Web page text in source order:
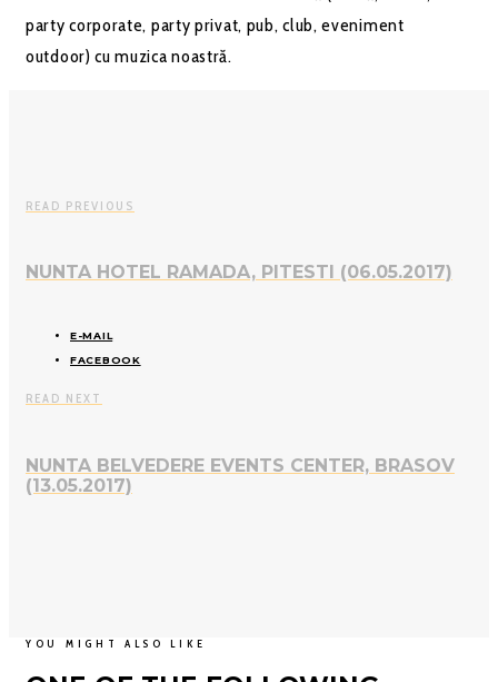
party corporate, party privat, pub, club, eveniment
outdoor) cu muzica noastră.
READ PREVIOUS
NUNTA HOTEL RAMADA, PITESTI (06.05.2017)
E-MAIL
FACEBOOK
READ NEXT
NUNTA BELVEDERE EVENTS CENTER, BRASOV
(13.05.2017)
YOU MIGHT ALSO LIKE